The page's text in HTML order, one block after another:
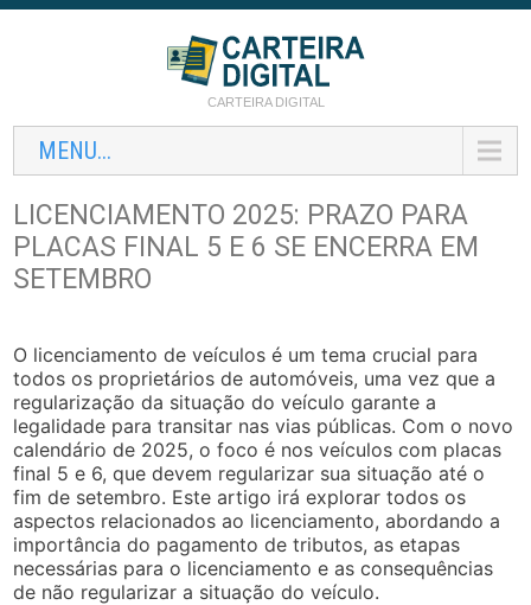
CARTEIRA DIGITAL
MENU...
LICENCIAMENTO 2025: PRAZO PARA
PLACAS FINAL 5 E 6 SE ENCERRA EM
SETEMBRO
O licenciamento de veículos é um tema crucial para
todos os proprietários de automóveis, uma vez que a
regularização da situação do veículo garante a
legalidade para transitar nas vias públicas. Com o novo
calendário de 2025, o foco é nos veículos com placas
final 5 e 6, que devem regularizar sua situação até o
fim de setembro. Este artigo irá explorar todos os
aspectos relacionados ao licenciamento, abordando a
importância do pagamento de tributos, as etapas
necessárias para o licenciamento e as consequências
de não regularizar a situação do veículo.